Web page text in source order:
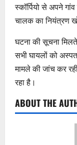
स्कॉर्पियो से अपने
चालक का नियंत्रण
घटना की सूचना
सभी घायलों को
मामले की जांच कर
रहा है।
ABOUT THE